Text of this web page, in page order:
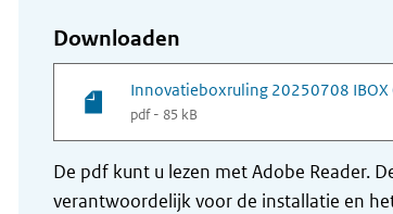
Downloaden
Innovatieboxruling 20250708
pdf - 85 kB
De pdf kunt u lezen met Adobe Reader.
verantwoordelijk voor de installatie en